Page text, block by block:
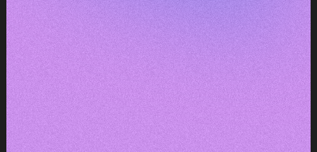
DOMLUVIT KONZULTACI
DOMLUVIT KONZULTACI